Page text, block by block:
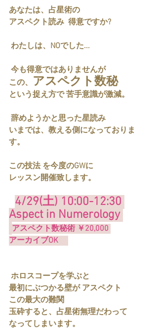
あなたは、占星術の
アスペクト読み  得意ですか?
わたしは、NOでした...
今も得意ではありませんが
この、 アスペクト数秘
という捉え方で 苦手意識が激減。
辞めようかと思った星読み
いまでは、教える側になっておりま
す。
この技法 を今度のGWに
レッスン開催致します。
4/29(土) 10:00-12:30
Aspect in Numerology
アスペクト数秘術 ￥20,000
アーカイブOK
ホロスコープを学ぶと
最初にぶつかる壁が アスペクト
この最大の難関
玉砕すると、占星術無理だわって
なってしまいます。